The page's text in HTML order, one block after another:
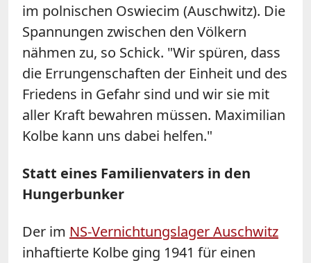
im polnischen Oswiecim (Auschwitz). Die
Spannungen zwischen den Völkern
nähmen zu, so Schick. "Wir spüren, dass
die Errungenschaften der Einheit und des
Friedens in Gefahr sind und wir sie mit
aller Kraft bewahren müssen. Maximilian
Kolbe kann uns dabei helfen."
Statt eines Familienvaters in den
Hungerbunker
Der im NS-Vernichtungslager Auschwitz
inhaftierte Kolbe ging 1941 für einen